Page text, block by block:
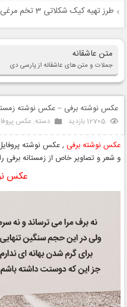
طرز تهیه کیک شکلاتی 3 تخم مرغی
متن عاشقانه
جملات و متن های عاشقانه از پارسی دی
عکس نوشته برفی – عکس نوشته
12705 بازدید دسته: عکس
عکس نوشته برفی , عکس نوشته
و شعر و تصاویر خاص از زمستانه برفی
عکس